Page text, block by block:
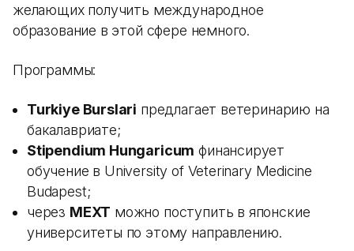
желающих получить международное
образование в этой сфере немного.
Программы:
Turkiye Burslari предлагает ветеринарию на
бакалавриате;
Stipendium Hungaricum финансирует
обучение в University of Veterinary Medicine
Budapest;
через MEXT можно поступить в японские
университеты по этому направлению.